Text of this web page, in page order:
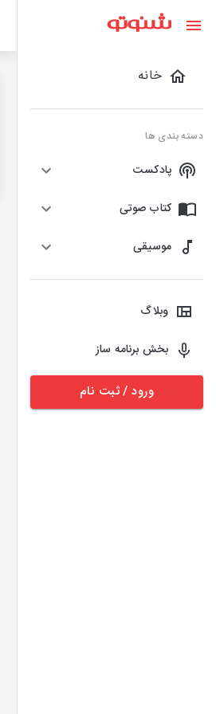
خانه
دسته بندی ها
پادکست
کتاب صوتی
موسیقی
وبلاگ
بخش برنامه ساز
ورود / ثبت نام